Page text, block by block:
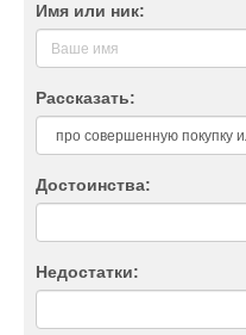
Имя или ник:
Рассказать:
Достоинства:
Недостатки: